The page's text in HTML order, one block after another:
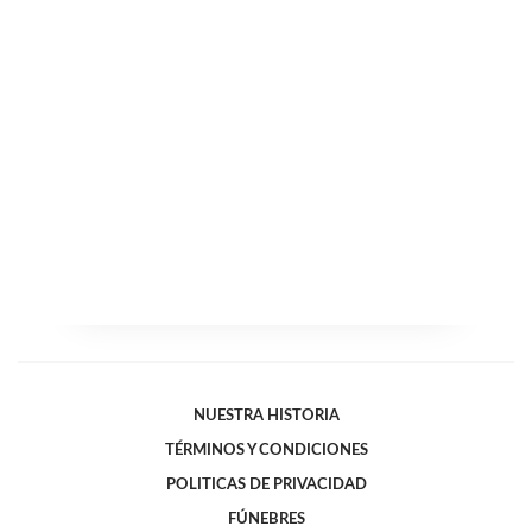
NUESTRA HISTORIA
TÉRMINOS Y CONDICIONES
POLITICAS DE PRIVACIDAD
FÚNEBRES